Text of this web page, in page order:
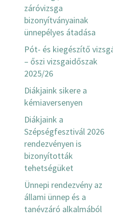
záróvizsga
bizonyítványainak
ünnepélyes átadása
Pót- és kiegészítő
– őszi vizsgaidőszak
2025/26
Diákjaink sikere a
kémiaversenyen
Diákjaink a
Szépségfesztivál 2026
rendezvényen is
bizonyították
tehetségüket
Ünnepi rendezvény az
állami ünnep és a
tanévzáró alkalmából